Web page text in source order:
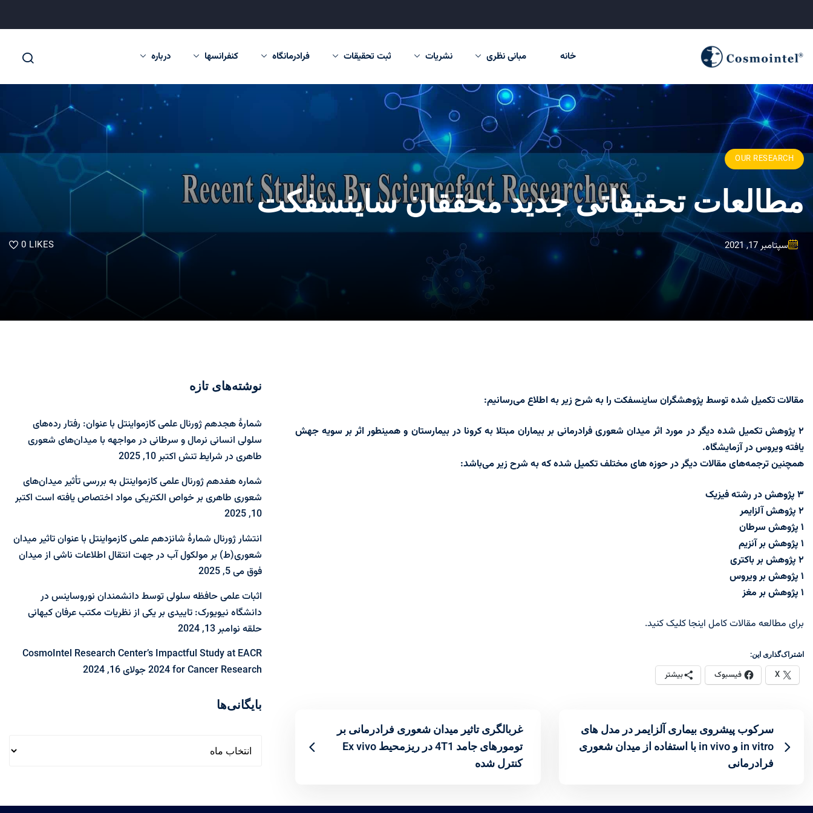
خانه مبانی نظری نشریات ثبت تحقیقات فرادرمانگاه کنفرانسها درباره
OUR RESEARCH
مطالعات تحقیقاتی جدید محققان ساینسفکت
سپتامبر 17, 2021 0 LIKES
مقالات تکمیل شده توسط پژوهشگران ساینسفکت را به شرح زیر به اطلاع می‌رسانیم:
۲ پژوهش تکمیل شده دیگر در مورد اثر میدان شعوری فرادرمانی بر بیماران مبتلا به کرونا در بیمارستان و همینطور اثر بر سویه جهش
یافته ویروس در آزمایشگاه.
همچنین ترجمه‌های مقالات دیگر در حوزه های مختلف تکمیل شده که به شرح زیر می‌باشد:
۳ پژوهش در رشته فیزیک
۲ پژوهش آلزایمر
۱ پژوهش سرطان
۱ پژوهش بر
آنزیم
۲ پژوهش بر باکتری
۱ پژوهش بر ویروس
۱ پژوهش بر مغز
برای مطالعه مقالات کامل اینجا کلیک کنید.
اشتراک‌گذاری این:
X فیسبوک بیشتر
سرکوب پیشروی بیماری آلزایمر در مدل های
in vitro و in vivo با استفاده از میدان شعوری
فرادرمانی
غربالگری تاثیر میدان شعوری فرادرمانی بر
تومورهای جامد 4T1 در ریزمحیط Ex vivo
کنترل شده
نوشته‌های تازه
شمارۀ هجدهم ژورنال علمی کازمواینتل با عنوان: رفتار رده‌های
سلولی انسانی نرمال و سرطانی در مواجهه با میدان‌های شعوری
طاهری در شرایط تنش اکتبر 10, 2025
شماره هفدهم ژورنال علمی کازمواینتل به بررسی تأثیر میدان‌های
شعوری طاهری بر خواص الکتریکی مواد اختصاص یافته است اکتبر
10, 2025
انتشار ژورنال شمارۀ شانزدهم علمی کازمواینتل با عنوان تاثیر میدان
شعوری(ط) بر مولکول آب در جهت انتقال اطلاعات ناشی از میدان
فوقمی 5, 2025
اثبات علمی حافظه سلولی توسط دانشمندان نوروساینس در
دانشگاه نیویورک: تاییدی بر یکی از نظریات مکتب عرفان کیهانی
حلقه نوامبر 13, 2024
CosmoIntel Research Center’s Impactful Study at EACR
2024 for Cancer Researchجولای 16, 2024
بایگانی‌ها